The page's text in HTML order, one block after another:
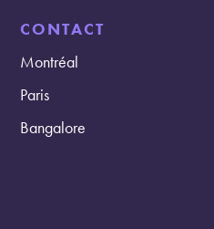
CONTACT
Montréal
Paris
Bangalore